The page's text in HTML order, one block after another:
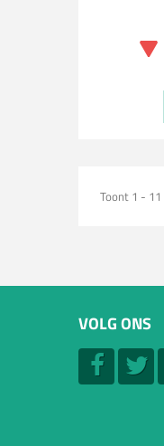
Toont 1 -
VOLG ONS